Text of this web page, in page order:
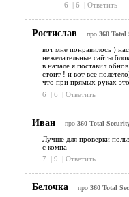
6
| 6 | Ответить
Ростислав про 360 Total
вот мне понравилось )
нежелательные сайты
в начале я поставил
стоит ! и вот все
что при прямых руках
6
| 6 | Ответить
Иван про 360 Total
Лучше для проверки
с компа
7
| 9 | Ответить
Белочка про 360 Total